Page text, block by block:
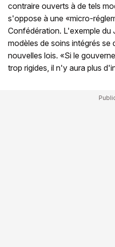
contraire ouverts à de tels
s'oppose à une «micro-
Confédération. L'exemple du
modèles de soins intégrés se
nouvelles lois. «Si le
trop rigides, il n'y aura plus